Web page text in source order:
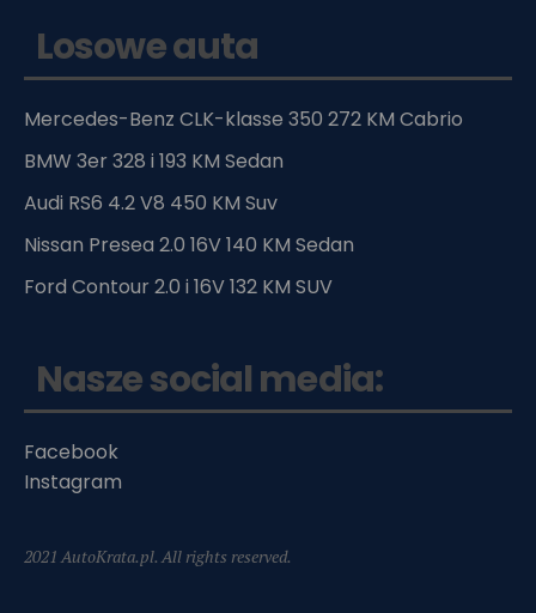
Losowe auta
Mercedes-Benz CLK-klasse 350 272 KM Cabrio
BMW 3er 328 i 193 KM Sedan
Audi RS6 4.2 V8 450 KM Suv
Nissan Presea 2.0 16V 140 KM Sedan
Ford Contour 2.0 i 16V 132 KM SUV
Nasze social media:
Facebook
Instagram
2021 AutoKrata.pl. All rights reserved.